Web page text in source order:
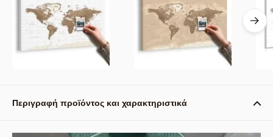
Περιγραφή προϊόντος και χαρακτηριστικά